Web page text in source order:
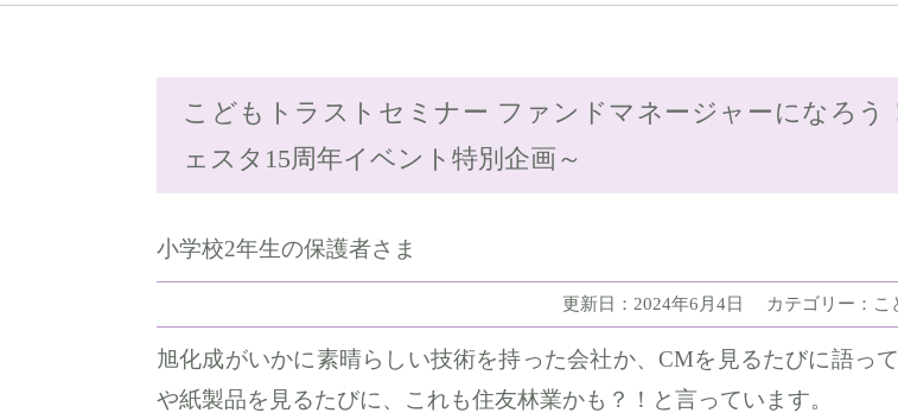
こどもトラストセミナー ファンドマネージャーになろう
ェスタ15周年イベント特別企画～
小学校2年生の保護者さま
更新日：2024年6月4日 カテゴリー：
旭化成がいかに素晴らしい技術を持った会社か、CMを見るたびに語っ
や紙製品を見るたびに、これも住友林業かも？！と言っています。